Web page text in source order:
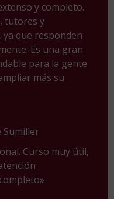
y completo.
tutores y
ya que responden
Es una gran
para la gente
más su
Sumiller
Curso muy útil,